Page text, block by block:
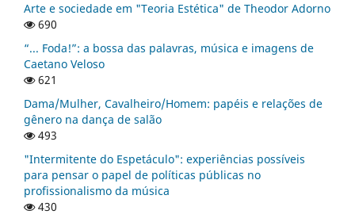
Arte e sociedade em "Teoria Estética" de Theodor Adorno
690
“... Foda!”: a bossa das palavras, música e imagens de
Caetano Veloso
621
Dama/Mulher, Cavalheiro/Homem: papéis e relações de
gênero na dança de salão
493
"Intermitente do Espetáculo": experiências possíveis
para pensar o papel de políticas públicas no
profissionalismo da música
430